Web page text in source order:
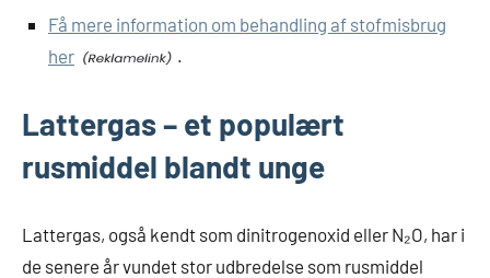
Få mere information om behandling af stofmisbrug
her
.
Lattergas – et populært
rusmiddel blandt unge
Lattergas, også kendt som dinitrogenoxid eller N₂O, har i
de senere år vundet stor udbredelse som rusmiddel